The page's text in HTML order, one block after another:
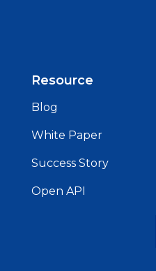
Resource
Blog
White Paper
Success Story
Open API